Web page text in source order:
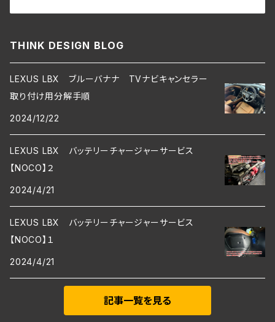
THINK DESIGN BLOG
LEXUS LBX ブルーバナナ TVナビキャンセラー
取り付け用分解手順
2024/12/22
LEXUS LBX バッテリーチャージャーサービス
【NOCO】２
2024/4/21
LEXUS LBX バッテリーチャージャーサービス
【NOCO】１
2024/4/21
記事一覧を見る